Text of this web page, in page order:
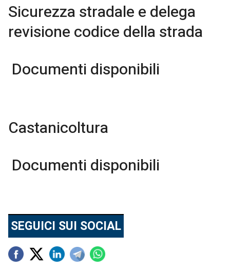
Sicurezza stradale e delega
revisione codice della strada
Documenti disponibili
Castanicoltura
Documenti disponibili
SEGUICI SUI SOCIAL